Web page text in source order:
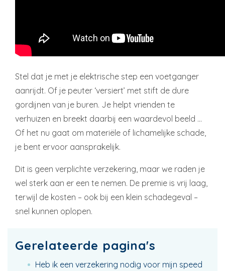
Stel dat je met je elektrische step een voetganger
aanrijdt. Of je peuter ‘versiert’ met stift de dure
gordijnen van je buren. Je helpt vrienden te
verhuizen en breekt daarbij een waardevol beeld …
Of het nu gaat om materiële of lichamelijke schade,
je bent ervoor aansprakelijk.
Dit is geen verplichte verzekering, maar we raden je
wel sterk aan er een te nemen. De premie is vrij laag,
terwijl de kosten – ook bij een klein schadegeval –
snel kunnen oplopen.
Gerelateerde pagina's
Heb ik een verzekering nodig voor mijn speed